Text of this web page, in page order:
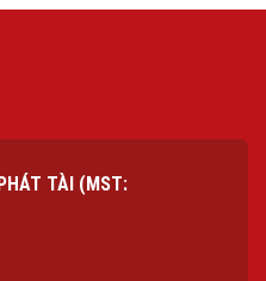
TÀI (MST: